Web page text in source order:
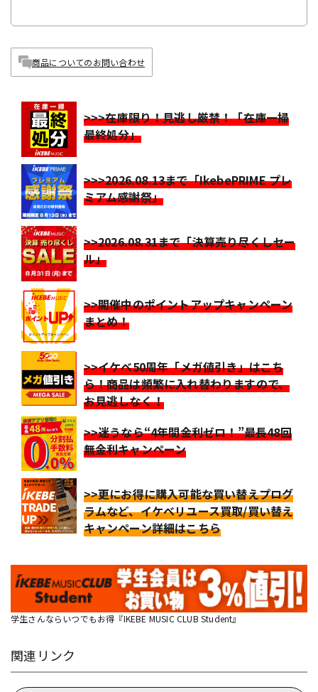
商品についてのお問い合わせ
>>>在庫限り！見逃し厳禁！「在庫一掃
最終処分」
>>>2026.08.13まで「IkebePRIME プレ
ミアム感謝祭」
>>2026.08.31まで「決算売り尽くしセー
ル」
>>開催中のポイントアップキャンペーン
まとめ！
>>イケベ50周年「メガ値引き」はこち
ら！商品は頻繁に入れ替わりますので、
お見逃しなく！
>>迷うなら“4年間金利ゼロ！”最長48回
無金利キャンペーン
>>更にお得に購入可能な買い替えプログ
ラムなど、イケベリユース買取/買い替え
キャンペーン詳細はこちら
学生さんならいつでもお得『IKEBE MUSIC CLUB Student』
関連リンク